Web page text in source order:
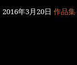
2016年3月20日 作品集